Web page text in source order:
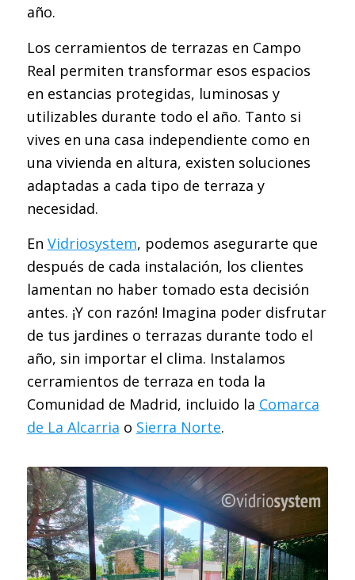
año.
Los cerramientos de terrazas en Campo
Real permiten transformar esos espacios
en estancias protegidas, luminosas y
utilizables durante todo el año. Tanto si
vives en una casa independiente como en
una vivienda en altura, existen soluciones
adaptadas a cada tipo de terraza y
necesidad.
En Vidriosystem, podemos asegurarte que
después de cada instalación, los clientes
lamentan no haber tomado esta decisión
antes. ¡Y con razón! Imagina poder disfrutar
de tus jardines o terrazas durante todo el
año, sin importar el clima. Instalamos
cerramientos de terraza en toda la
Comunidad de Madrid, incluido la Comarca
de La Alcarria o Sierra Norte.